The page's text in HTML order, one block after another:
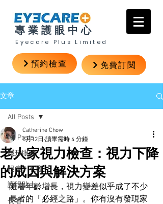
專業護眼中心
Eyecare Plus Limited
預約檢查 免費訂閱
文章
All Posts
隱形眼鏡
眼疾 / 不適
護眼貼士
長者
All Posts
老人家視力檢查：視力下降
的成因與解決方案
Catherine Chow
5月12日 讀畢需時 4 分鐘
隨著年齡增長，視力變差似乎成了不少
長者的「必經之路」。你有沒有發現家